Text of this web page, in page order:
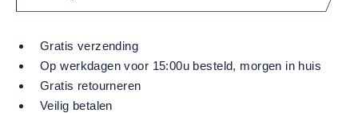
Gratis verzending
Op werkdagen voor 15:00u besteld, morgen in huis
Gratis retourneren
Veilig betalen